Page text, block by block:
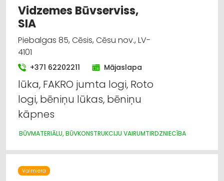
Celtniecības un remonta darbi
Markīzes
Vidzemes Būvserviss,
SIA
Piebalgas 85, Cēsis, Cēsu nov., LV-
4101
+371 62202211 Mājaslapa
lūka, FAKRO jumta logi, Roto
logi, bēniņu lūkas, bēniņu
kāpnes
BŪVMATERIĀLU, BŪVKONSTRUKCIJU VAIRUMTIRDZNIECĪBA
Valmiera